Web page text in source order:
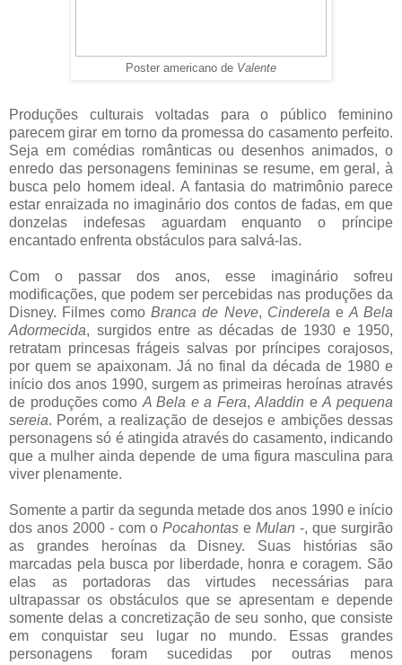
Poster americano de Valente
Produções culturais voltadas para o público feminino
parecem girar em torno da promessa do casamento perfeito.
Seja em comédias românticas ou desenhos animados, o
enredo das personagens femininas se resume, em geral, à
busca pelo homem ideal. A fantasia do matrimônio parece
estar enraizada no imaginário dos contos de fadas, em que
donzelas indefesas aguardam enquanto o príncipe
encantado enfrenta obstáculos para salvá-las.
Com o passar dos anos, esse imaginário sofreu
modificações, que podem ser percebidas nas produções da
Disney. Filmes como Branca de Neve, Cinderela e A Bela
Adormecida, surgidos entre as décadas de 1930 e 1950,
retratam princesas frágeis salvas por príncipes corajosos,
por quem se apaixonam. Já no final da década de 1980 e
início dos anos 1990, surgem as primeiras heroínas através
de produções como A Bela e a Fera,Aladdin eA pequena
sereia. Porém, a realização de desejos e ambições dessas
personagens só é atingida através do casamento, indicando
que a mulher ainda depende de uma figura masculina para
viver plenamente.
Somente a partir da segunda metade dos anos 1990 e início
dos anos 2000 - com o Pocahontas e Mulan -, que surgirão
as grandes heroínas da Disney. Suas histórias são
marcadas pela busca por liberdade, honra e coragem. São
elas as portadoras das virtudes necessárias para
ultrapassar os obstáculos que se apresentam e depende
somente delas a concretização de seu sonho, que consiste
em conquistar seu lugar no mundo. Essas grandes
personagens foram sucedidas por outras menos